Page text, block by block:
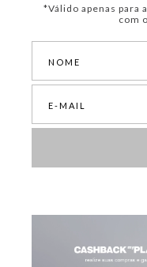
*Válido apenas para
com